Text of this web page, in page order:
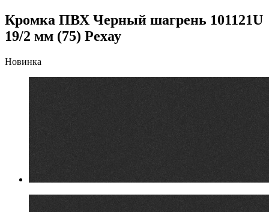
Кромка ПВХ Черный шагрень 101121U
19/2 мм (75) Рехау
Новинка